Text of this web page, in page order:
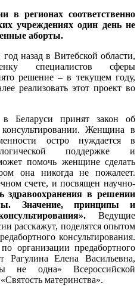
в регионах соответственно
учреждениях один день не
аборты.
назад в Витебской области,
специалистов сферы
решение – в текущем году,
реализовать этот проект во
Беларуси принят закон об
консультировании. Женщина в
остро нуждается в
поддержке и
помочь женщине сделать
она никогда не пожалеет.
счете, и посвящен научно-
здравоохранения в решении
Значение, принципы и
».Ведущие
расскажут, поделятся опытом
консультирования.
организации предабортного
Рагулина Елена Васильевна,
не одна» Всероссийской
материнства».